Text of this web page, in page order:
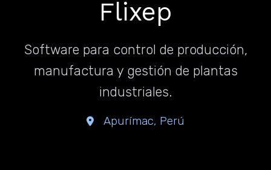
Flixep
Software para control de producción,
manufactura y gestión de plantas
industriales.
Apurímac, Perú